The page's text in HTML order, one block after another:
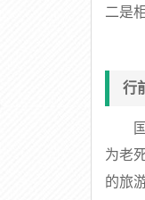
二是
行
为老
的旅